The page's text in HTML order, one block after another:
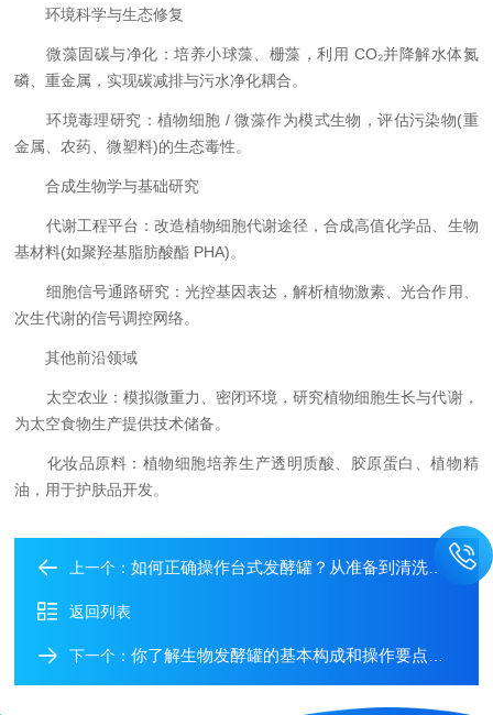
环境科学与生态修复
微藻固碳与净化：培养小球藻、栅藻，利用 CO₂并降解水体氮
磷、重金属，实现碳减排与污水净化耦合。
环境毒理研究：植物细胞 / 微藻作为模式生物，评估污染物(重
金属、农药、微塑料)的生态毒性。
合成生物学与基础研究
代谢工程平台：改造植物细胞代谢途径，合成高值化学品、生物
基材料(如聚羟基脂肪酸酯 PHA)。
细胞信号通路研究：光控基因表达，解析植物激素、光合作用、
次生代谢的信号调控网络。
其他前沿领域
太空农业：模拟微重力、密闭环境，研究植物细胞生长与代谢，
为太空食物生产提供技术储备。
化妆品原料：植物细胞培养生产透明质酸、胶原蛋白、植物精
油，用于护肤品开发。
上一个：如何正确操作台式发酵罐？从准备到清洗全流程
返回列表
下一个：你了解生物发酵罐的基本构成和操作要点吗？